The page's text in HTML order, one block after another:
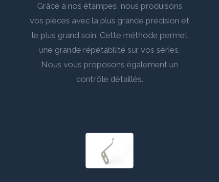
Grâce à nos étampes, nous produisons
vos pièces avec la plus grande précision et
le plus grand soin. Cette méthode permet
une grande répétabilité sur vos séries.
Nous vous proposons également un
contrôle détaillés.